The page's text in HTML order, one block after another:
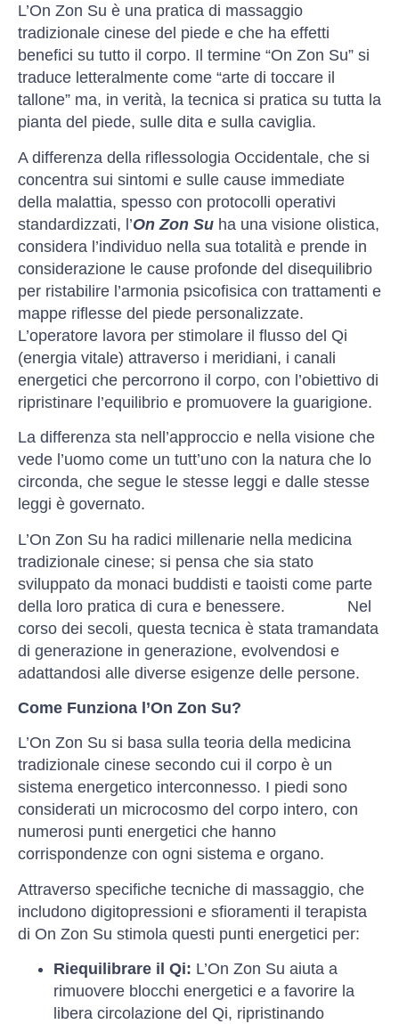
L’On Zon Su è una pratica di massaggio
tradizionale cinese del piede e che ha effetti
benefici su tutto il corpo. Il termine “On Zon Su” si
traduce letteralmente come “arte di toccare il
tallone” ma, in verità, la tecnica si pratica su tutta la
pianta del piede, sulle dita e sulla caviglia.
A differenza della riflessologia Occidentale, che si
concentra sui sintomi e sulle cause immediate
della malattia, spesso con protocolli operativi
standardizzati, l’On Zon Su ha una visione olistica,
considera l’individuo nella sua totalità e prende in
considerazione le cause profonde del disequilibrio
per ristabilire l’armonia psicofisica con trattamenti e
mappe riflesse del piede personalizzate.
L’operatore lavora per stimolare il flusso del Qi
(energia vitale) attraverso i meridiani, i canali
energetici che percorrono il corpo, con l’obiettivo di
ripristinare l’equilibrio e promuovere la guarigione.
La differenza sta nell’approccio e nella visione che
vede l’uomo come un tutt’uno con la natura che lo
circonda, che segue le stesse leggi e dalle stesse
leggi è governato.
L’On Zon Su ha radici millenarie nella medicina
tradizionale cinese; si pensa che sia stato
sviluppato da monaci buddisti e taoisti come parte
della loro pratica di cura e benessere. Nel
corso dei secoli, questa tecnica è stata tramandata
di generazione in generazione, evolvendosi e
adattandosi alle diverse esigenze delle persone.
Come Funziona l’On Zon Su?
L’On Zon Su si basa sulla teoria della medicina
tradizionale cinese secondo cui il corpo è un
sistema energetico interconnesso. I piedi sono
considerati un microcosmo del corpo intero, con
numerosi punti energetici che hanno
corrispondenze con ogni sistema e organo.
Attraverso specifiche tecniche di massaggio, che
includono digitopressioni e sfioramenti il terapista
di On Zon Su stimola questi punti energetici per:
Riequilibrare il Qi: L’On Zon Su aiuta a
rimuovere blocchi energetici e a favorire la
libera circolazione del Qi, ripristinando